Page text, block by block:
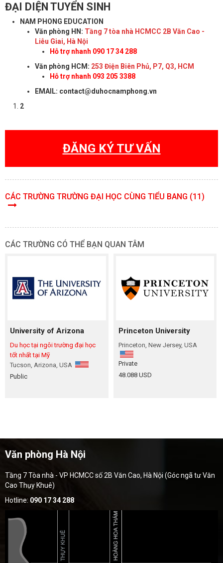
ĐẠI DIỆN TUYỂN SINH
NAM PHONG EDUCATION
Văn phòng HN: Tầng 7 tòa nhà HCMCC 2B Văn Cao -
Liễu Giai, Hà Nội
Hỗ trợ nhanh 090 17 34 288
Văn phòng HCM: 253 Điện Biên Phủ, P7, Q3, HCM
Hỗ trợ nhanh 093 205 3388
EMAIL: contact@duhocnamphong.vn
2
ĐĂNG KÝ TƯ VẤN
CÁC TRƯỜNG TRƯỜNG ĐẠI HỌC CÙNG TIỂU BANG (11)
CÁC TRƯỜNG CÓ THỂ BẠN QUAN TÂM
University of Arizona
Du học tại ngôi trường đại học
tốt nhất tại Mỹ
Tucson, Arizona, USA
Public
Princeton University
Princeton, New Jersey, USA
Private
48.088 USD
Văn phòng Hà Nội
Tầng 7 Tòa nhà - VP HCMCC số 2B Văn Cao, Hà Nội (Góc ngã tư Văn
Cao Thụy Khuê)
Hotline: 090 17 34 288